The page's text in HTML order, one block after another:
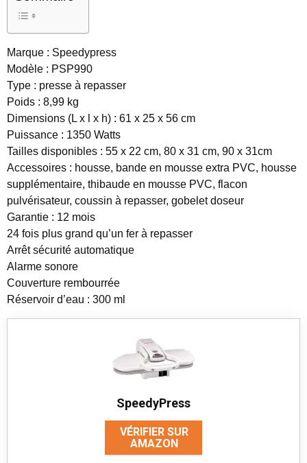
Marque : Speedypress
Modèle : PSP990
Type : presse à repasser
Poids : 8,99 kg
Dimensions (L x l x h) : 61 x 25 x 56 cm
Puissance : 1350 Watts
Tailles disponibles : 55 x 22 cm, 80 x 31 cm, 90 x 31cm
Accessoires : housse, bande en mousse extra PVC, housse
supplémentaire, thibaude en mousse PVC, flacon
pulvérisateur, coussin à repasser, gobelet doseur
Garantie : 12 mois
24 fois plus grand qu’un fer à repasser
Arrêt sécurité automatique
Alarme sonore
Couverture rembourrée
Réservoir d’eau : 300 ml
SpeedyPress
VÉRIFIER SUR
AMAZON